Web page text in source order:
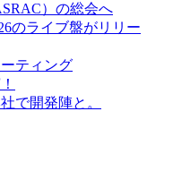
）の総会へ
のライブ盤がリリー
ティング
で開発陣と。